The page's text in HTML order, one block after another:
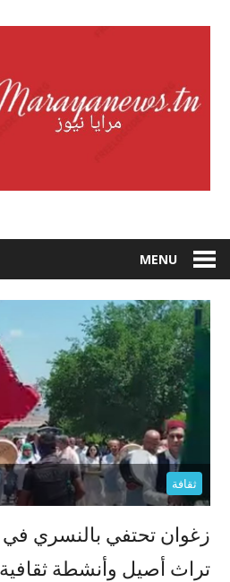
MENU
ثقافة
زغوان تحتفي بالنسري في
تراث أصيل وأنشطة